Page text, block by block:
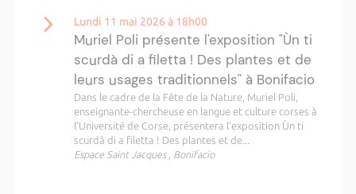
Lundi 11 mai 2026 à 18h00
Muriel Poli présente l'exposition "Ùn ti
scurdà di a filetta ! Des plantes et de
leurs usages traditionnels" à Bonifacio
Dans le cadre de la Fête de la Nature, Muriel Poli,
enseignante-chercheuse en langue et culture corses à
l’Université de Corse, présentera l’exposition Ùn ti
scurdà di a filetta ! Des plantes et de...
Espace Saint Jacques , Bonifacio